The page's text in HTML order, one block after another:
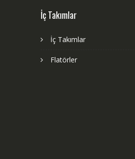
İç Takımlar
İç Takımlar
Flatörler